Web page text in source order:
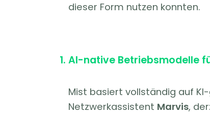
dieser Form nutzen konnten.
AI-native Betriebsmodelle
Mist basiert vollständig auf
Netzwerkassistent Marvis, der: